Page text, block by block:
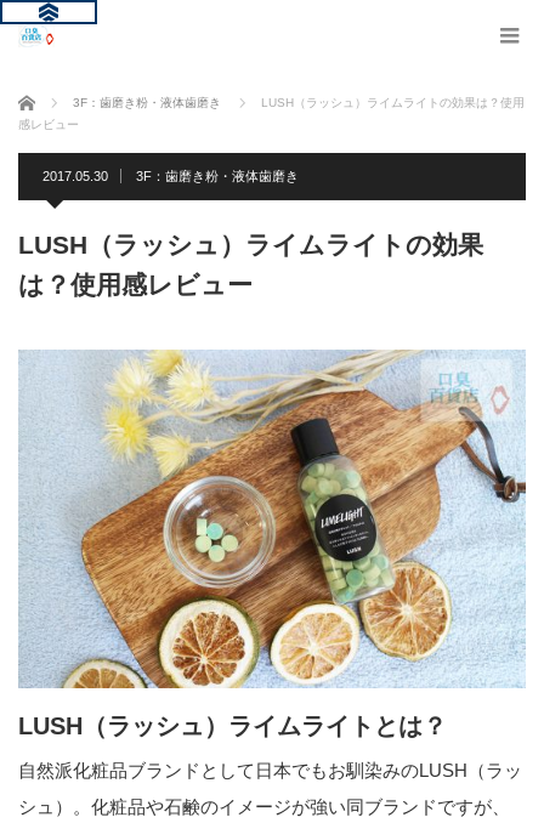
ホーム 3F：歯磨き粉・液体歯磨き
LUSH（ラッシュ）ライムライトの効果は？使用
感レビュー
2017.05.30 3F：歯磨き粉・液体歯磨き
LUSH（ラッシュ）ライムライトの効果
は？使用感レビュー
LUSH（ラッシュ）ライムライトとは？
自然派化粧品ブランドとして日本でもお馴染みのLUSH（ラッ
シュ）。化粧品や石鹸のイメージが強い同ブランドですが、